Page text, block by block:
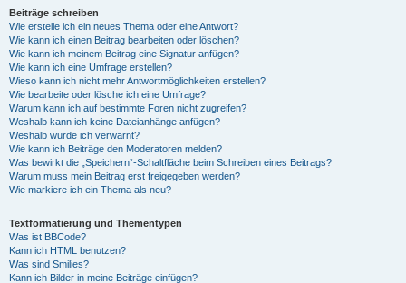
Beiträge schreiben
Wie erstelle ich ein neues Thema oder eine Antwort?
Wie kann ich einen Beitrag bearbeiten oder löschen?
Wie kann ich meinem Beitrag eine Signatur anfügen?
Wie kann ich eine Umfrage erstellen?
Wieso kann ich nicht mehr Antwortmöglichkeiten erstellen?
Wie bearbeite oder lösche ich eine Umfrage?
Warum kann ich auf bestimmte Foren nicht zugreifen?
Weshalb kann ich keine Dateianhänge anfügen?
Weshalb wurde ich verwarnt?
Wie kann ich Beiträge den Moderatoren melden?
Was bewirkt die „Speichern“-Schaltfläche beim Schreiben eines Beitrags?
Warum muss mein Beitrag erst freigegeben werden?
Wie markiere ich ein Thema als neu?
Textformatierung und Thementypen
Was ist BBCode?
Kann ich HTML benutzen?
Was sind Smilies?
Kann ich Bilder in meine Beiträge einfügen?